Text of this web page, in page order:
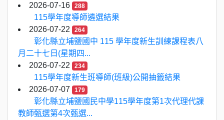
2026-07-16
288
115學年度導師遴選結果
2026-07-22
264
彰化縣立埔鹽國中 115 學年度新生訓練課程表八
月二十七日(星期四...
2026-07-22
234
115學年度新生班導師(班級)公開抽籤結果
2026-07-07
179
彰化縣立埔鹽國民中學115學年度第1次代理代課
教師甄選第4次甄選...